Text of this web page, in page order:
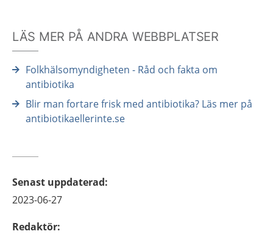
LÄS MER PÅ ANDRA WEBBPLATSER
Folkhälsomyndigheten - Råd och fakta om
antibiotika
Blir man fortare frisk med antibiotika? Läs mer på
antibiotikaellerinte.se
Senast uppdaterad:
2023-06-27
Redaktör: